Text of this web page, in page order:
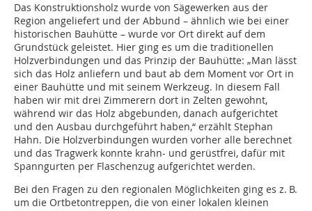
Das Konstruktionsholz wurde von Sägewerken aus der
Region angeliefert und der Abbund – ähnlich wie bei einer
historischen Bauhütte – wurde vor Ort direkt auf dem
Grundstück geleistet. Hier ging es um die traditionellen
Holzverbindungen und das Prinzip der Bauhütte: „Man lässt
sich das Holz anliefern und baut ab dem Moment vor Ort in
einer Bauhütte und mit seinem Werkzeug. In diesem Fall
haben wir mit drei Zimmerern dort in Zelten gewohnt,
während wir das Holz abgebunden, danach aufgerichtet
und den Ausbau durchgeführt haben,“ erzählt Stephan
Hahn. Die Holzverbindungen wurden vorher alle berechnet
und das Tragwerk konnte krahn- und gerüstfrei, dafür mit
Spanngurten per Flaschenzug aufgerichtet werden.
Bei den Fragen zu den regionalen Möglichkeiten ging es z. B.
um die Ortbetontreppen, die von einer lokalen kleinen